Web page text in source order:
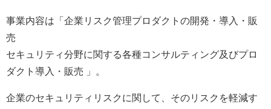
事業内容は「企業リスク管理プロダクトの開発・導入・販
売
セキュリティ分野に関する各種コンサルティング及びプロ
ダクト導入・販売 」。
企業のセキュリティリスクに関して、そのリスクを軽減す